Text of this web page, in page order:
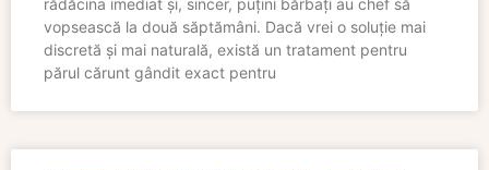
rădăcina imediat și, sincer, puțini bărbați au chef să
vopsească la două săptămâni. Dacă vrei o soluție mai
discretă și mai naturală, există un tratament pentru
părul cărunt gândit exact pentru